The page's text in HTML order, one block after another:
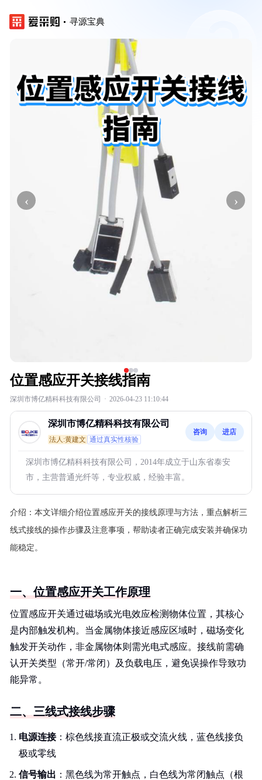
寻源宝典
‹ ›
位置感应开关接线指南
深圳市博亿精科科技有限公司 · 2026-04-23 11:10:44
深圳市博亿精科科技有限公司
法人:黄建文 通过真实性核验
咨询 进店
深圳市博亿精科科技有限公司，2014年成立于山东省泰安
市，主营普通光纤等，专业权威，经验丰富。
介绍： 本文详细介绍位置感应开关的接线原理与方法，重点解析三
线式接线的操作步骤及注意事项，帮助读者正确完成安装并确保功
能稳定。
一、位置感应开关工作原理
位置感应开关通过磁场或光电效应检测物体位置，其核心
是内部触发机构。当金属物体接近感应区域时，磁场变化
触发开关动作，非金属物体则需光电式感应。接线前需确
认开关类型（常开/常闭）及负载电压，避免误操作导致功
能异常。
二、三线式接线步骤
电源连接：棕色线接直流正极或交流火线，蓝色线接负
极或零线
信号输出 ：黑色线为常开触点，白色线为常闭触点（根